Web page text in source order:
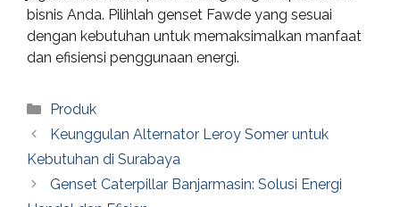
bisnis Anda. Pilihlah genset Fawde yang sesuai
dengan kebutuhan untuk memaksimalkan manfaat
dan efisiensi penggunaan energi.
Categories
Produk
Keunggulan Alternator Leroy Somer untuk
Kebutuhan di Surabaya
Genset Caterpillar Banjarmasin: Solusi Energi